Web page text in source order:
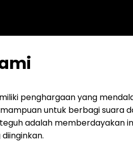
penghargaan yang
untuk berbagi suara
adalah memberdayakan